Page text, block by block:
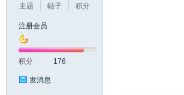
主题
帖子
积分
注册会员
积分 176
发消息